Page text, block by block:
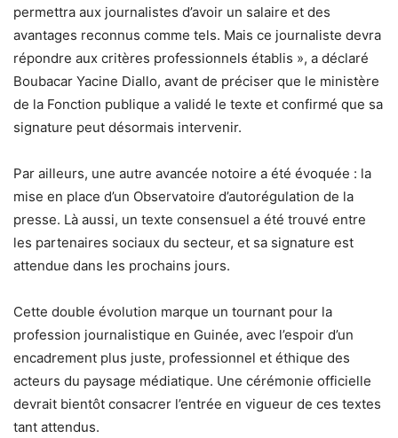
permettra aux journalistes d’avoir un salaire et des
avantages reconnus comme tels. Mais ce journaliste devra
répondre aux critères professionnels établis », a déclaré
Boubacar Yacine Diallo, avant de préciser que le ministère
de la Fonction publique a validé le texte et confirmé que sa
signature peut désormais intervenir.
Par ailleurs, une autre avancée notoire a été évoquée : la
mise en place d’un Observatoire d’autorégulation de la
presse. Là aussi, un texte consensuel a été trouvé entre
les partenaires sociaux du secteur, et sa signature est
attendue dans les prochains jours.
Cette double évolution marque un tournant pour la
profession journalistique en Guinée, avec l’espoir d’un
encadrement plus juste, professionnel et éthique des
acteurs du paysage médiatique. Une cérémonie officielle
devrait bientôt consacrer l’entrée en vigueur de ces textes
tant attendus.